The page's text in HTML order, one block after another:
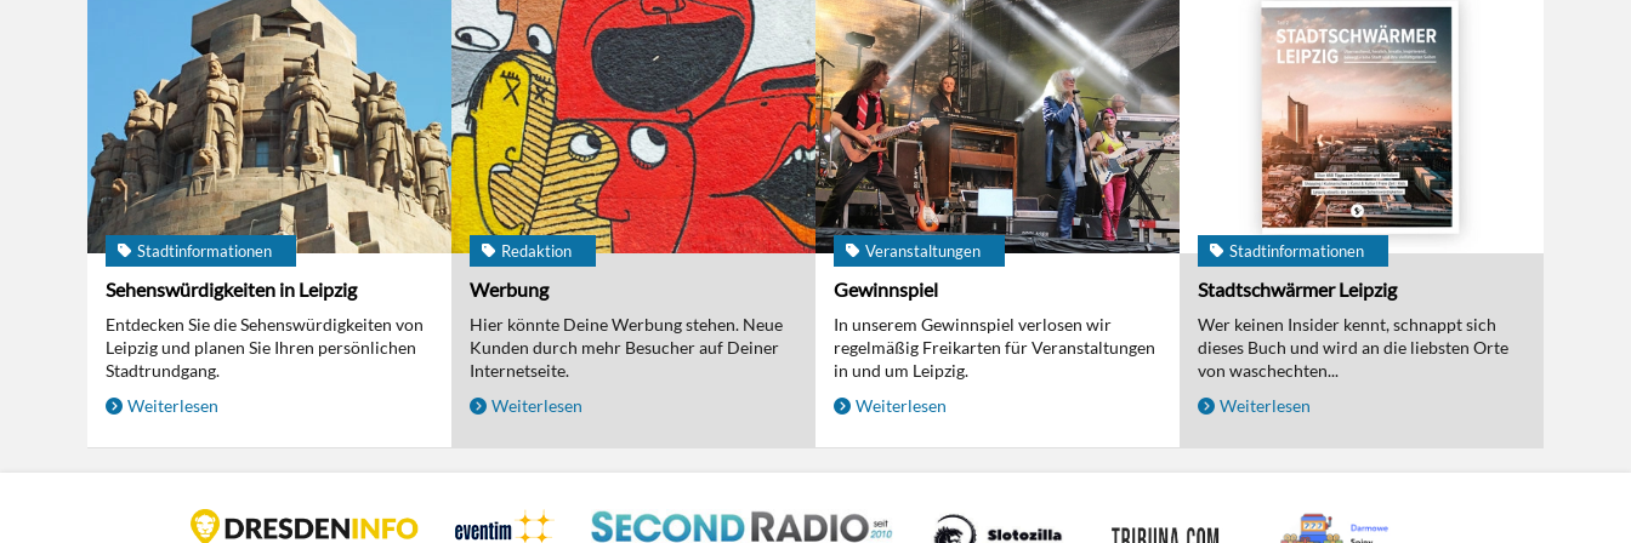
Stadtinformationen
Sehenswürdigkeiten in Leipzig
Entdecken Sie die Sehenswürdigkeiten von
Leipzig und planen Sie Ihren persönlichen
Stadtrundgang.
Weiterlesen
Redaktion
Werbung
Hier könnte Deine Werbung stehen. Neue
Kunden durch mehr Besucher auf Deiner
Internetseite.
Weiterlesen
Veranstaltungen
Gewinnspiel
In unserem Gewinnspiel verlosen wir
regelmäßig Freikarten für Veranstaltungen
in und um Leipzig.
Weiterlesen
Stadtinformationen
Stadtschwärmer Leipzig
Wer keinen Insider kennt, schnappt sich
dieses Buch und wird an die liebsten Orte
von waschechten...
Weiterlesen